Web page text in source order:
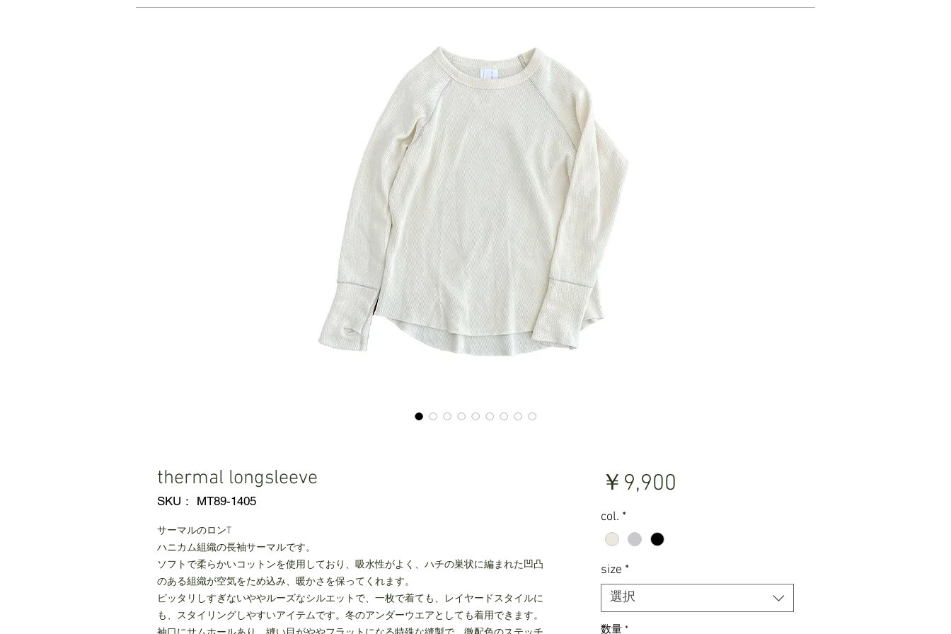
thermal longsleeve
SKU： MT89-1405
サーマルのロンT
ハニカム組織の長袖サーマルです。
ソフトで柔らかいコットンを使用しており、吸水性がよく、ハチの巣状に編まれた凹凸
のある組織が空気をため込み、暖かさを保ってくれます。
ピッタリしすぎないややルーズなシルエットで、一枚で着ても、レイヤードスタイルに
も、スタイリングしやすいアイテムです。冬のアンダーウエアとしても着用できます。
￥9,900
col. *
size *
選択
数量 *